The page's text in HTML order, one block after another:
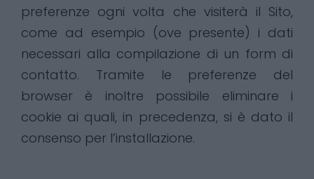
preferenze ogni volta che visiterà il Sito,
come ad esempio (ove presente) i dati
necessari alla compilazione di un form di
contatto. Tramite le preferenze del
browser è inoltre possibile eliminare i
cookie ai quali, in precedenza, si è dato il
consenso per l’installazione.